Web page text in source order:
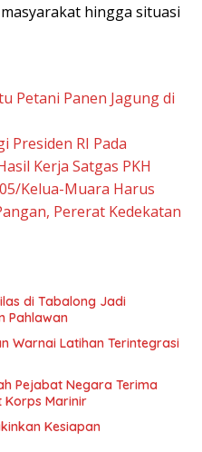
hingga situasi
Petani Panen Jagung di
Presiden RI Pada
Kerja Satgas PKH
Kelua-Muara Harus
Pererat Kedekatan
di Tabalong Jadi
Pahlawan
Warnai Latihan Terintegrasi
Pejabat Negara Terima
Korps Marinir